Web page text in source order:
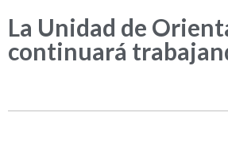
La Unidad de
continuará